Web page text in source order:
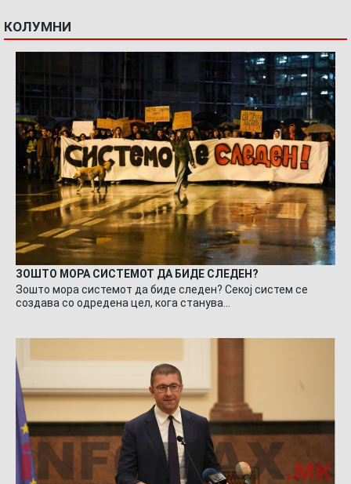
КОЛУМНИ
ЗОШТО МОРА СИСТЕМОТ ДА БИДЕ СЛЕДЕН?
Зошто мора системот да биде следен? Секој систем се
создава со одредена цел, кога станува…